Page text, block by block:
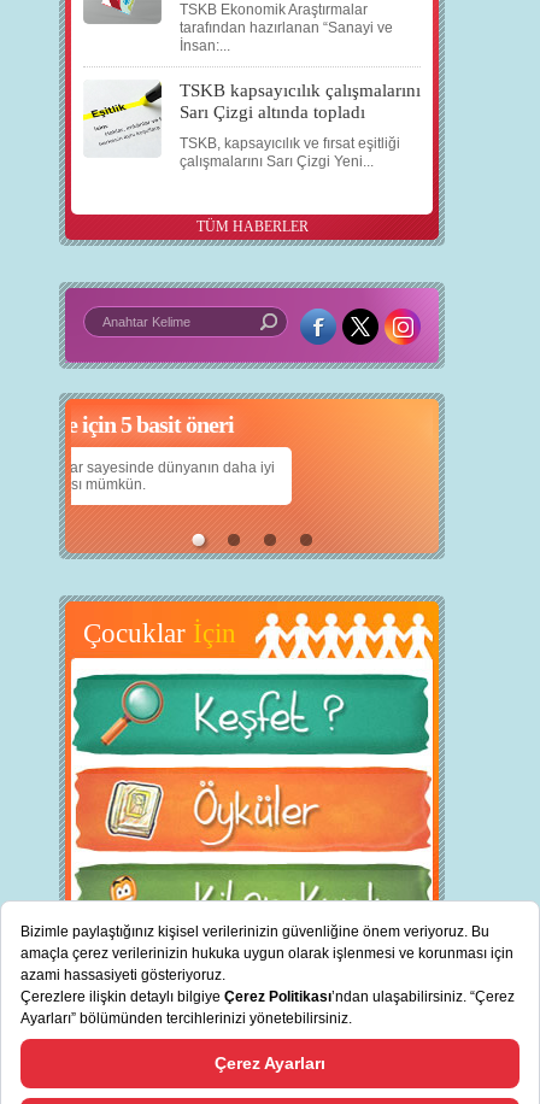
TSKB Ekonomik Araştırmalar
tarafından hazırlanan “Sanayi ve
İnsan:...
TSKB kapsayıcılık çalışmalarını
Sarı Çizgi altında topladı
TSKB, kapsayıcılık ve fırsat eşitliği
çalışmalarını Sarı Çizgi Yeni...
TÜM HABERLER
5 basit öneri
daha iyi
Daha iyi bir dünya için yapay zekâ
Çocuklarımıza daha güzel bir dünya bırakabilmek
Çocuklar İçin